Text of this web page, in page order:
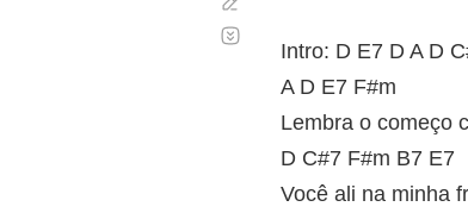
Intro: D E7 D A D
A D E7 F#m
Lembra o começo
D C#7 F#m B7 E7
Você ali na minha
automático